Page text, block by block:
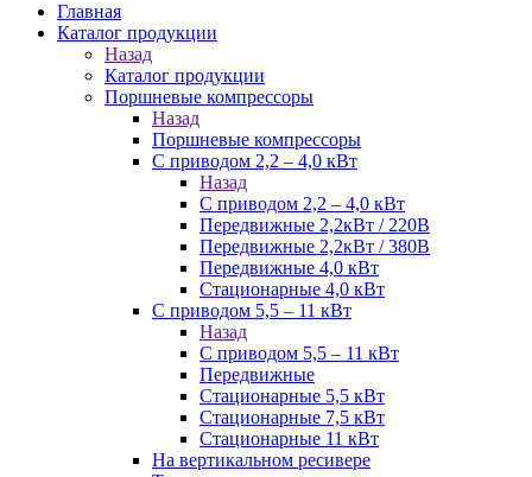
Главная
Каталог продукции
Назад
Каталог продукции
Поршневые компрессоры
Назад
Поршневые компрессоры
С приводом 2,2 – 4,0 кВт
Назад
С приводом 2,2 – 4,0 кВт
Передвижные 2,2кВт / 220В
Передвижные 2,2кВт / 380В
Передвижные 4,0 кВт
Стационарные 4,0 кВт
С приводом 5,5 – 11 кВт
Назад
С приводом 5,5 – 11 кВт
Передвижные
Стационарные 5,5 кВт
Стационарные 7,5 кВт
Стационарные 11 кВт
На вертикальном ресивере